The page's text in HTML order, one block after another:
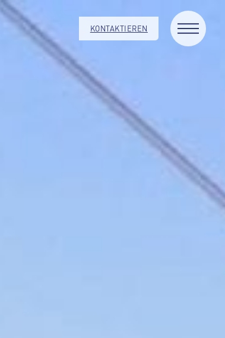
KONTAKTIEREN